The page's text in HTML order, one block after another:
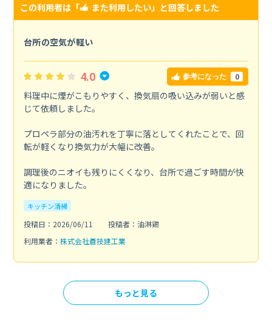
この利用者は「 また利用したい」と回答しました
台所の空気が軽い
4.0 参考になった 0
料理中に煙がこもりやすく、換気扇の吸い込みが弱いと感
じて依頼しました。
プロペラ部分の油汚れを丁寧に落としてくれたことで、回
転が軽くなり換気力が大幅に改善。
調理後のニオイも残りにくくなり、台所で過ごす時間が快
適になりました。
キッチン清掃
投稿日：2026/06/11
投稿者：油淋鶏
利用業者： 株式会社蒼技建工業
もっと見る